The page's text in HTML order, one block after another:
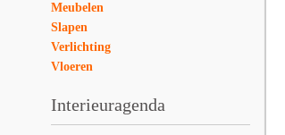
Meubelen
Slapen
Verlichting
Vloeren
Interieuragenda